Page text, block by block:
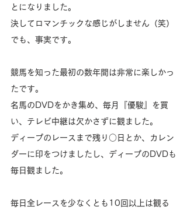
とになりました。
決してロマンチックな感じがしません（笑）
でも、事実です。
競馬を知った最初の数年間は非常に楽しかっ
たです。
名馬のDVDをかき集め、毎月『優駿』を買
い、テレビ中継は欠かさずに観ました。
ディープのレースまで残り○日とか、カレン
ダーに印をつけましたし、ディープのDVDも
毎日観ました。
毎日全レースを少なくとも10回以上は観る